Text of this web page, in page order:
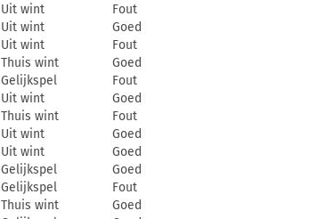
Uit wint
Fout
Uit wint
Goed
Uit wint
Fout
Thuis wint
Goed
Gelijkspel
Fout
Uit wint
Goed
Thuis wint
Fout
Uit wint
Goed
Uit wint
Goed
Gelijkspel
Goed
Gelijkspel
Fout
Thuis wint
Goed